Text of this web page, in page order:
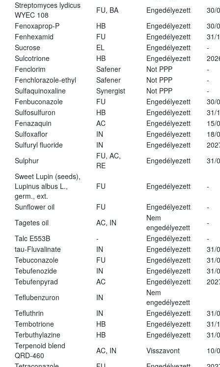
Streptomyces lydicus
WYEC 108
FU, BA Engedélyezett
30/
Fenoxaprop-P
HB Engedélyezett
30/
Fenhexamid
FU Engedélyezett
31/
Sucrose
EL Engedélyezett
-
Sulcotrione
HB Engedélyezett
Fenclorim
Safener Not PPP
-
Fenchlorazole-ethyl
Safener Not PPP
-
Sulfaquinoxaline
Synergist Not PPP
-
Fenbuconazole
FU Engedélyezett
30/
Sulfosulfuron
HB Engedélyezett
31/
Fenazaquin
AC Engedélyezett
15/
Sulfoxaflor
IN Engedélyezett
18/
Sulfuryl fluoride
IN Engedélyezett
Sulphur
FU, AC,
RE
Engedélyezett
31/
Sweet Lupin (seeds),
Lupinus albus L.,
germ., ext.
FU Engedélyezett -
Sunflower oil FU Engedélyezett
-
Tagetes oil
AC, IN
Nem
engedélyezett
-
Talc E553B
- Engedélyezett
-
tau-Fluvalinate
IN Engedélyezett
31/
Tebuconazole
FU Engedélyezett
31/
Tebufenozide
IN Engedélyezett
31/
Tebufenpyrad
AC Engedélyezett
Teflubenzuron
IN
Nem
engedélyezett
Tefluthrin
IN Engedélyezett
31/
Tembotrione
HB Engedélyezett
31/
Terbuthylazine
HB Engedélyezett
31/
Terpenoid blend
QRD-460
AC, IN Visszavont
10/